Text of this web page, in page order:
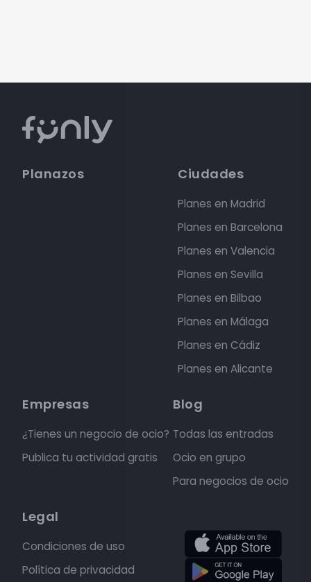
Planazos Ciudades
Planes en Madrid
Planes en Barcelona
Planes en Valencia
Planes en Sevilla
Planes en Bilbao
Planes en Málaga
Planes en Cádiz
Planes en Alicante
Empresas
¿Tienes un negocio de ocio?
Publica tu actividad gratis
Blog
Todas las entradas
Ocio en grupo
Para negocios de ocio
Legal
Condiciones de uso
Política de privacidad